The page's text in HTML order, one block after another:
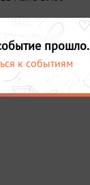
прошло.
к событиям